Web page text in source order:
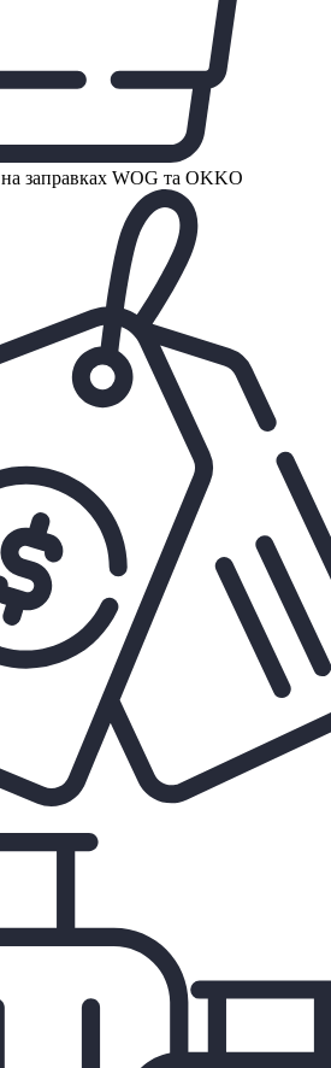
заправках WOG та OKKO